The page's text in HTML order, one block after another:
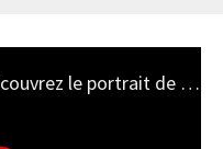
#TeamAthlètesCGI Découvrez le portrait de Nicolas Valentim